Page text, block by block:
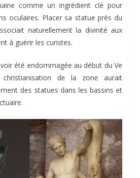
comme un ingrédient clé pour
oculaires. Placer sa statue près du
naturellement la divinité aux
à guérir les curistes.
été endommagée au début du Ve
de la zone aurait
des statues dans les bassins et